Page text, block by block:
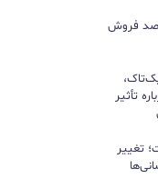
بازی‌های فیزیکی؛ ۸۲ درصد فروش
تأثیر
تغییر